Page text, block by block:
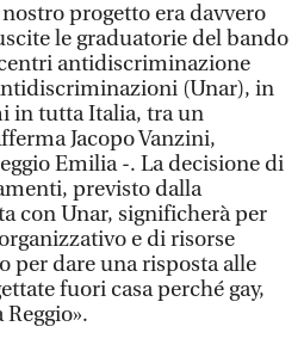
progetto era davvero
le graduatorie del bando
antidiscriminazione
(Unar), in
in tutta Italia, tra un
Jacopo Vanzini,
Emilia -. La decisione di
previsto dalla
con Unar, significherà per
e di risorse
per dare una risposta alle
fuori casa perché gay,